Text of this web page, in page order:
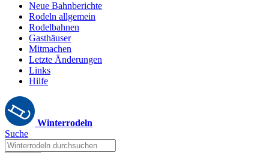
Neue Bahnberichte
Rodeln allgemein
Rodelbahnen
Gasthäuser
Mitmachen
Letzte Änderungen
Links
Hilfe
Winterrodeln
Suche